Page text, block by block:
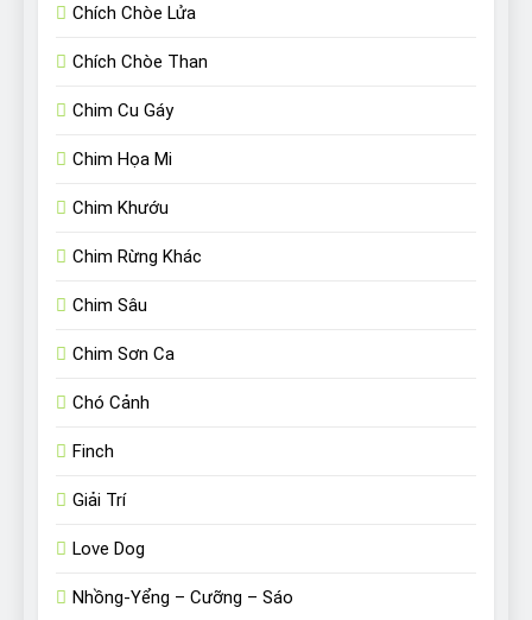
Chích Chòe Lửa
Chích Chòe Than
Chim Cu Gáy
Chim Họa Mi
Chim Khướu
Chim Rừng Khác
Chim Sâu
Chim Sơn Ca
Chó Cảnh
Finch
Giải Trí
Love Dog
Nhồng-Yểng – Cưỡng – Sáo